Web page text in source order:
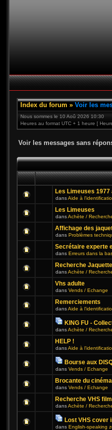
Index du forum » Voir les
Nous sommes le 10 Aoû 2026 10:30
Heures au format UTC + 1 heure [
Voir les messages sans
Les Limeuses
dansAide à
Les Limeuses
dansAchète /
Affichage des
dans Problèmes
Secrétaire experte
dans Erreurs dans la
Recherche
dansAchète /
Vhs adulte
dans Vends / Echange
Remerciements
dansAide à
KING FU -
dansAchète /
HELP !
dansAide à
Bourse aux
dans Vends / Echange
Brocante du
dans Vends / Echange
Recherche VHS
dansAchète /
Lost VHS cover
dans English-speaking